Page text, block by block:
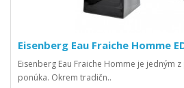
Eisenberg Eau Fraiche Homme
Eisenberg Eau Fraiche Homme je jedným
ponúka. Okrem tradičn..